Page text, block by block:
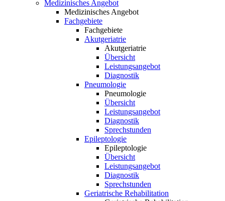
Medizinisches Angebot
Medizinisches Angebot
Fachgebiete
Fachgebiete
Akutgeriatrie
Akutgeriatrie
Übersicht
Leistungsangebot
Diagnostik
Pneumologie
Pneumologie
Übersicht
Leistungsangebot
Diagnostik
Sprechstunden
Epileptologie
Epileptologie
Übersicht
Leistungsangebot
Diagnostik
Sprechstunden
Geriatrische Rehabilitation